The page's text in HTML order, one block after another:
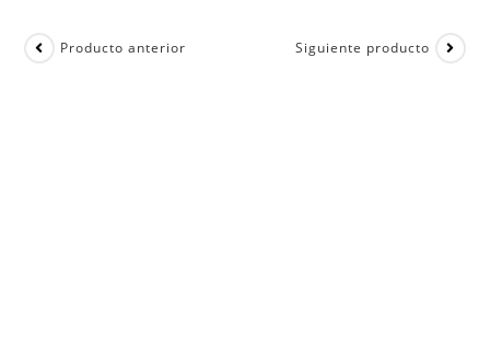
Producto anterior Siguiente producto